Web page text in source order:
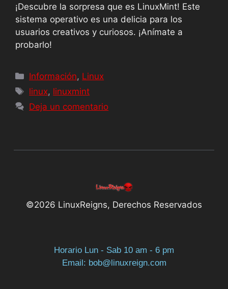
¡Descubre la sorpresa que es LinuxMint! Este
sistema operativo es una delicia para los
usuarios creativos y curiosos. ¡Anímate a
probarlo!
Información, Linux
linux, linuxmint
Deja un comentario
©2026 LinuxReigns, Derechos Reservados
Horario Lun - Sab 10 am - 6 pm
Email: bob@linuxreign.com